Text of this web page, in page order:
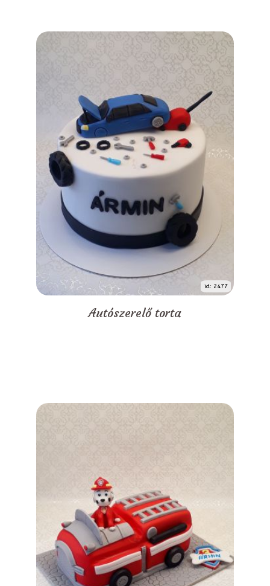
id: 2477
Autószerelő torta